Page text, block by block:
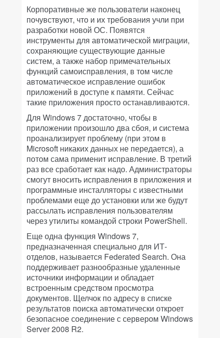
Корпоративные же пользователи наконец
почувствуют, что и их требования учли при
разработки новой ОС. Появятся
инструменты для автоматической миграции,
сохраняющие существующие данные
систем, а также набор примечательных
функций самоисправления, в том числе
автоматическое исправление ошибок
приложений в доступе к памяти. Сейчас
такие приложения просто останавливаются.
Для Windows 7 достаточно, чтобы в
приложении произошло два сбоя, и система
проанализирует проблему (при этом в
Microsoft никаких данных не передается), а
потом сама применит исправление. В третий
раз все сработает как надо. Администраторы
смогут вносить исправления в приложения и
программные инсталляторы с известными
проблемами еще до установки или же будут
рассылать исправления пользователям
через утилиты командой строки PowerShell.
Еще одна функция Windows 7,
предназначенная специально для ИТ-
отделов, называется Federated Search. Она
поддерживает разнообразные удаленные
источники информации и обладает
встроенным средством просмотра
документов. Щелчок по адресу в списке
результатов поиска автоматически откроет
безопасное соединение с сервером Windows
Server 2008 R2.